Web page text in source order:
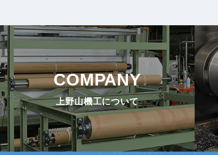
COMPANY
上野山機工について